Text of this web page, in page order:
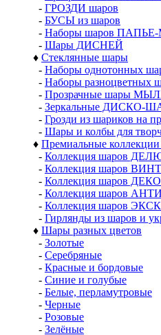
- ГРОЗДИ шаров
- БУСЫ из шаров
- Наборы шаров
- Шары ДИСНЕЙ
♦ Стеклянные шары
- Наборы однотонных
- Наборы разноцветных
- Прозрачные шары
- Зеркальные ДИСКО-
- Грозди из шариков на
- Шары и колбы для
♦ Премиальные
- Коллекция шаров
- Коллекция шаров
- Коллекция шаров
- Коллекция шаров
- Коллекция шаров
- Гирлянды из шаров и
♦ Шары разных цветов
- Золотые
- Серебряные
- Красные и бордовые
- Синие и голубые
- Белые, перламутровые
- Черные
- Розовые
- Зелёные